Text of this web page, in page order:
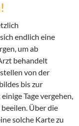
endlich eine
um ab
behandelt
von der
bis zur
Tage vergehen,
Über die
solche Karte zu